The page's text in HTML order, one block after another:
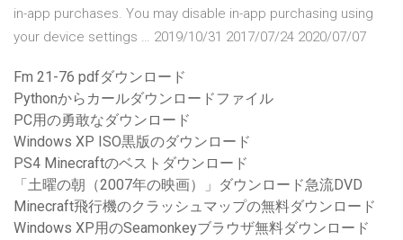
in-app purchases. You may disable in-app purchasing using
your device settings … 2019/10/31 2017/07/24 2020/07/07
Fm 21-76 pdfダウンロード
Pythonからカールダウンロードファイル
PC用の勇敢なダウンロード
Windows XP ISO黒版のダウンロード
PS4 Minecraftのベストダウンロード
「土曜の朝（2007年の映画）」ダウンロード急流DVD
Minecraft飛行機のクラッシュマップの無料ダウンロード
Windows XP用のSeamonkeyブラウザ無料ダウンロード